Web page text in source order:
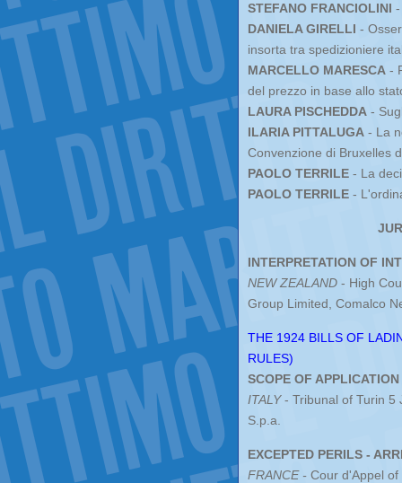
STEFANO FRANCIOLINI
DANIELA GIRELLI -
insorta tra spedizioniere
MARCELLO MARESCA -
del prezzo in base allo
LAURA PISCHEDDA -
ILARIA PITTALUGA - La
Convenzione di Bruxelles
PAOLO TERRILE - La
PAOLO TERRILE -
INTERPRETATION OF
NEW ZEALAND - High
Group Limited, Comalco
THE 1924 BILLS OF
RULES)
SCOPE OF
ITALY- Tribunal of Turin 5
S.p.a.
EXCEPTED PERILS -
FRANCE - Cour d'Appel of